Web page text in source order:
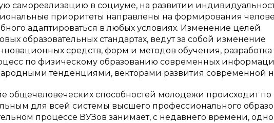
самореализацию в социуме, на развитии
приоритеты направлены на формирования
адаптироваться в любых условиях. Изменение целей
образовательных стандартах, ведут за собой изменение
средств, форм и методов обучения, разработка
по физическому образованию современных
тенденциями, векторами развития современной
общечеловеческих способностей молодежи происходит по
для всей системы высшего профессионального
процессе ВУЗов занимает, с недавнего времени,